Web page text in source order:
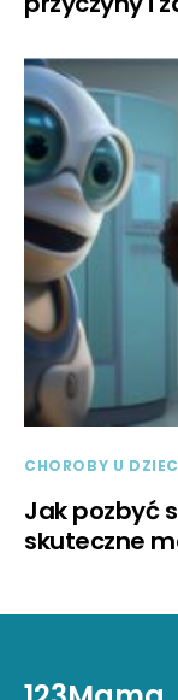
CHOROBY U
Jak pozbyć
skuteczne